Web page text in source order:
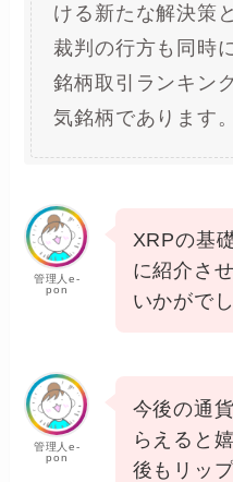
ける新たな解決策
裁判の行方も同時
銘柄取引ランキン
気銘柄であります。
管理人e-
pon
XRPの基
に紹介さ
いかがで
管理人e-
pon
今後の通
らえると
後もリッ